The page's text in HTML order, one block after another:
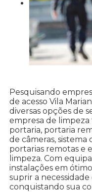
Pesquisando
de acesso Vila
diversas opções de
empresa de limpeza
portaria, portaria
de câmeras, sistema
portarias remotas e
limpeza. Com
instalações em
suprir a
conquistando sua